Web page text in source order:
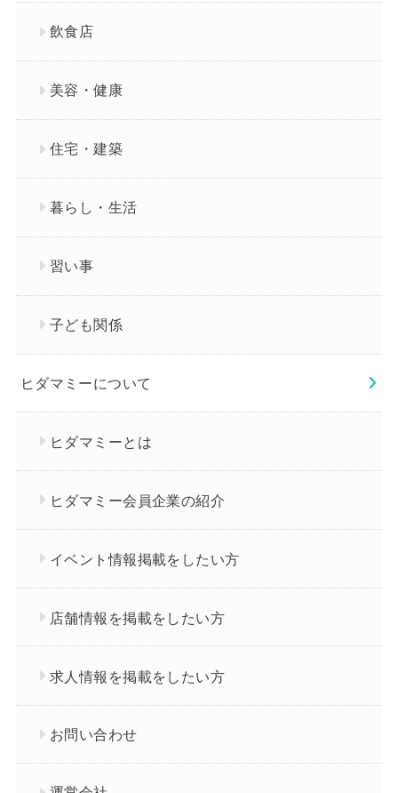
飲食店
美容・健康
住宅・建築
暮らし・生活
習い事
子ども関係
ヒダマミーについて
ヒダマミーとは
ヒダマミー会員企業の紹介
イベント情報掲載をしたい方
店舗情報を掲載をしたい方
求人情報を掲載をしたい方
お問い合わせ